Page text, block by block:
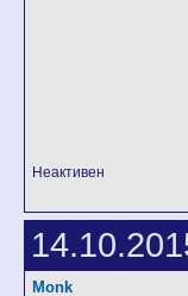
Неактивен
Monk